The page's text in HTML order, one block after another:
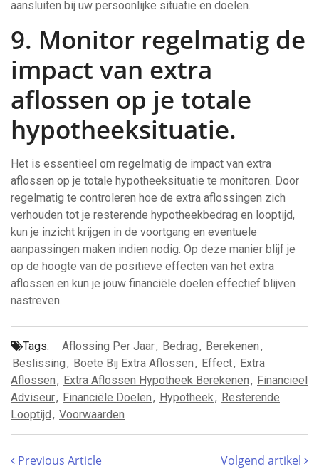
aansluiten bij uw persoonlijke situatie en doelen.
9. Monitor regelmatig de
impact van extra
aflossen op je totale
hypotheeksituatie.
Het is essentieel om regelmatig de impact van extra
aflossen op je totale hypotheeksituatie te monitoren. Door
regelmatig te controleren hoe de extra aflossingen zich
verhouden tot je resterende hypotheekbedrag en looptijd,
kun je inzicht krijgen in de voortgang en eventuele
aanpassingen maken indien nodig. Op deze manier blijf je
op de hoogte van de positieve effecten van het extra
aflossen en kun je jouw financiële doelen effectief blijven
nastreven.
Tags: Aflossing Per Jaar, Bedrag, Berekenen,
Beslissing, Boete Bij Extra Aflossen, Effect, Extra
Aflossen, Extra Aflossen Hypotheek Berekenen, Financieel
Adviseur, Financiële Doelen, Hypotheek, Resterende
Looptijd, Voorwaarden
Previous Article Volgend artikel